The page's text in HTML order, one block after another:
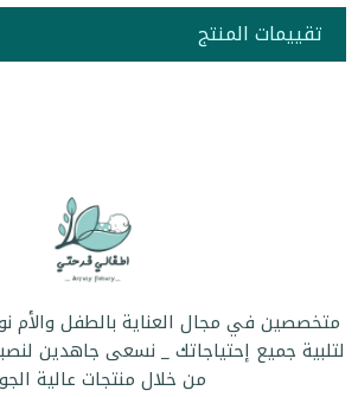
تقييمات المنتج
متخصصين في مجال العناية بالطفل والأم
لتلبية جميع إحتياجاتك _ نسعى جاهدين
من خلال منتجات عالية